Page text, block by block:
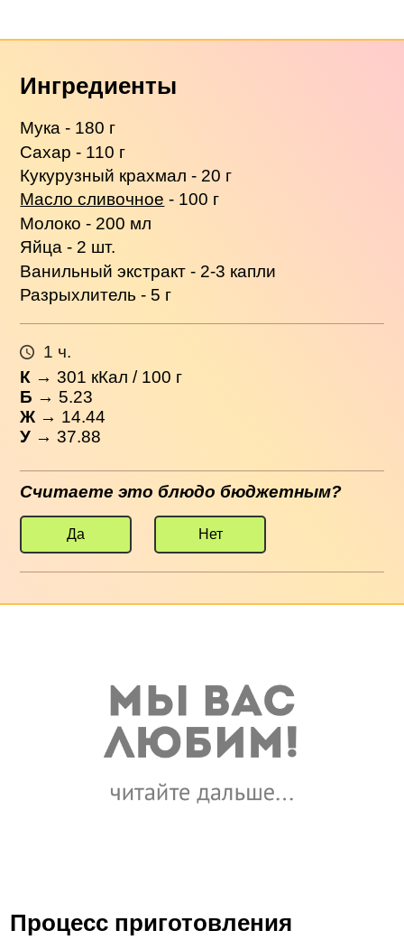
Ингредиенты
Мука - 180 г
Сахар - 110 г
Кукурузный крахмал - 20 г
Масло сливочное - 100 г
Молоко - 200 мл
Яйца - 2 шт.
Ванильный экстракт - 2-3 капли
Разрыхлитель - 5 г
1 ч.
К →301 кКал / 100 г
Б → 5.23
Ж → 14.44
У → 37.88
Считаете это блюдо бюджетным?
Да Нет
Процесс приготовления